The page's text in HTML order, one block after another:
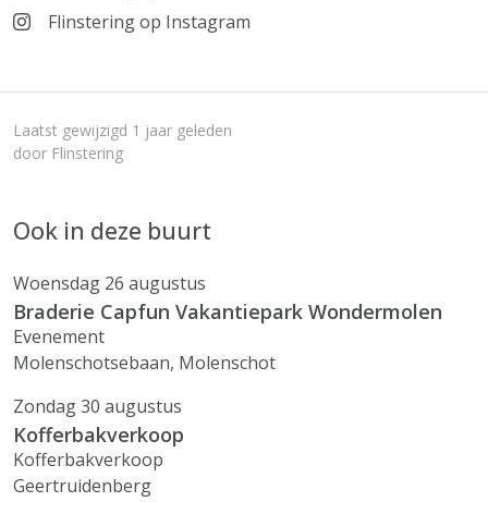
Flinstering op Instagram
Laatst gewijzigd 1 jaar geleden
door Flinstering
Ook in deze buurt
Woensdag 26 augustus
Braderie Capfun Vakantiepark Wondermolen
Evenement
Molenschotsebaan, Molenschot
Zondag 30 augustus
Kofferbakverkoop
Kofferbakverkoop
Geertruidenberg